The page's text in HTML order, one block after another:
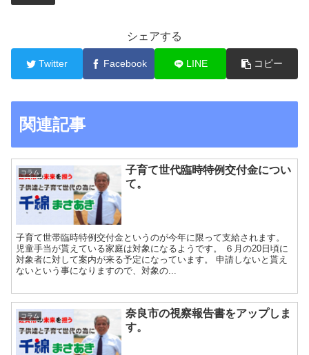
シェアする
Twitter Facebook LINE コピー
関連記事
コラム
子育て世代臨時特例交付金につい
て。
子育て世帯臨時特例交付金というのが今年に限って支給されます。
児童手当が貰えている家庭は対象になるようです。 ６月の20日頃に
対象者に対して案内が来る予定になっています。 申請しないと貰え
ないという事になりますので、対象の...
コラム
奈良市の視察報告書をアップしま
す。